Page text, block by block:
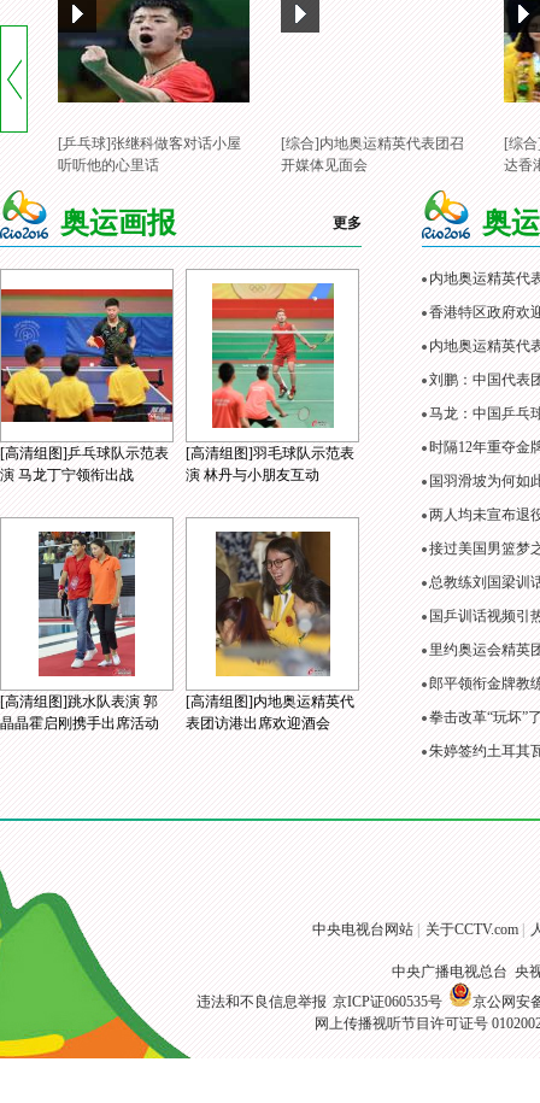
[乒乓球]张继科做客对话小屋
听听他的心里话
[综合]内地奥运精英代表团召
开媒体见面会
[综
达香
奥运画报 更多
[高清组图]乒乓球队示范表
演 马龙丁宁领衔出战
[高清组图]羽毛球队示范表
演 林丹与小朋友互动
[高清组图]跳水队表演 郭
晶晶霍启刚携手出席活动
[高清组图]内地奥运精英代
表团访港出席欢迎酒会
奥
内地奥运精英代
香港特区政府欢
内地奥运精英代
刘鹏：中国代表
马龙：中国乒乓
时隔12年重夺金
国羽滑坡为何如
两人均未宣布退
接过美国男篮梦
总教练刘国梁训
国乒训话视频引
里约奥运会精英
郎平领衔金牌教
拳击改革“玩坏”
朱婷签约土耳其
中央电视台网站 关于CCTV.com
中央广播电视总台 央
违法和不良信息举报 京ICP证060535号
京公网安
网上传播视听节目许可证号